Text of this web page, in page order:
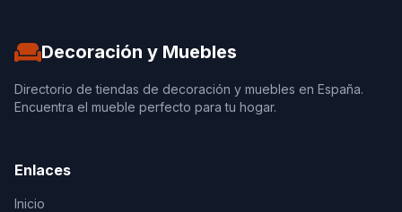
Decoración y Muebles
Directorio de tiendas de decoración y muebles en España.
Encuentra el mueble perfecto para tu hogar.
Enlaces
Inicio